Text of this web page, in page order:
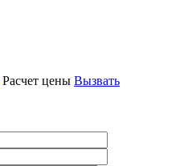
Расчет цены Вызвать